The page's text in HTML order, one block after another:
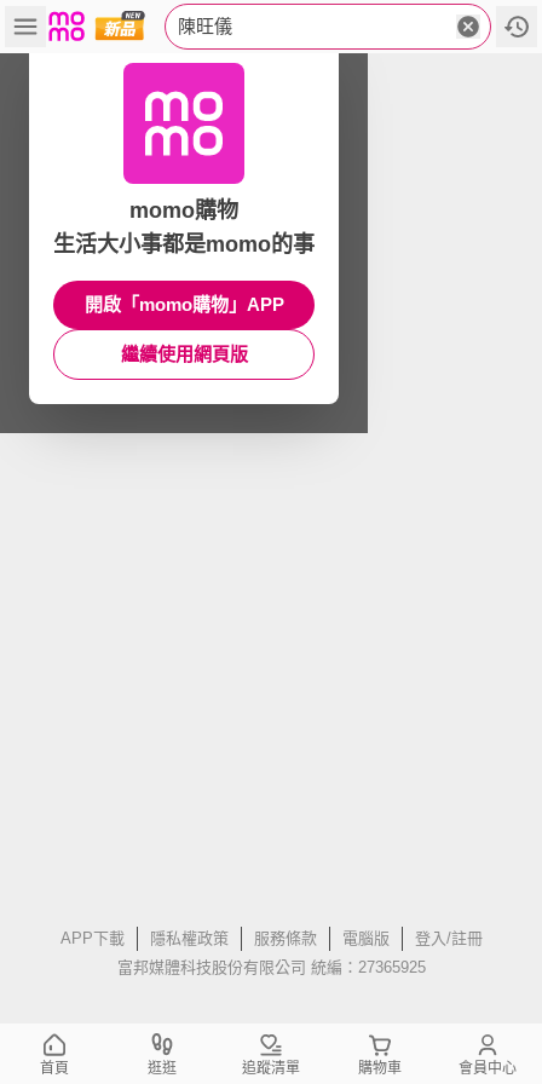
陳旺儀
APP下載 隱私權政策 服務條款 電腦版
登入/註冊
富邦媒體科技股份有限公司 統編：27365925
momo購物
生活大小事都是momo的事
開啟「momo購物」APP
繼續使用網頁版
首頁 逛逛 追蹤清單 購物車 會員中心